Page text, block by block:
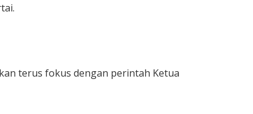
terus fokus dengan perintah Ketua